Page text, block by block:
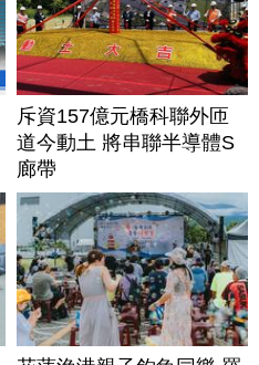
斥資157億元橋科聯外匝
道今動土 將串聯半導體S
廊帶